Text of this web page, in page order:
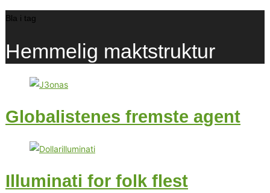
Bla i tag
Hemmelig maktstruktur
Globalistenes fremste agent
Illuminati for folk flest